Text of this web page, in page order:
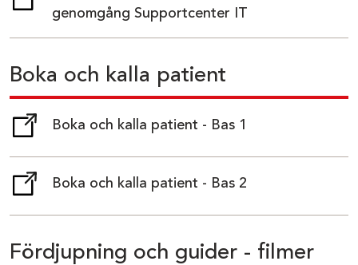
genomgång Supportcenter IT
( länk till annan webbplats)
Boka och kalla patient
Boka och kalla patient - Bas 1
( länk till annan webbplats)
Boka och kalla patient - Bas 2
( länk till annan webbplats)
Fördjupning och guider - filmer